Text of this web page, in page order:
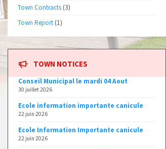
Town Contracts(3)
Town Report(1)
TOWN NOTICES
Conseil Municipal le mardi 04 Aout
30 juillet 2026
Ecole information importante canicule
22 juin 2026
Ecole Information Importante canicule
22 juin 2026